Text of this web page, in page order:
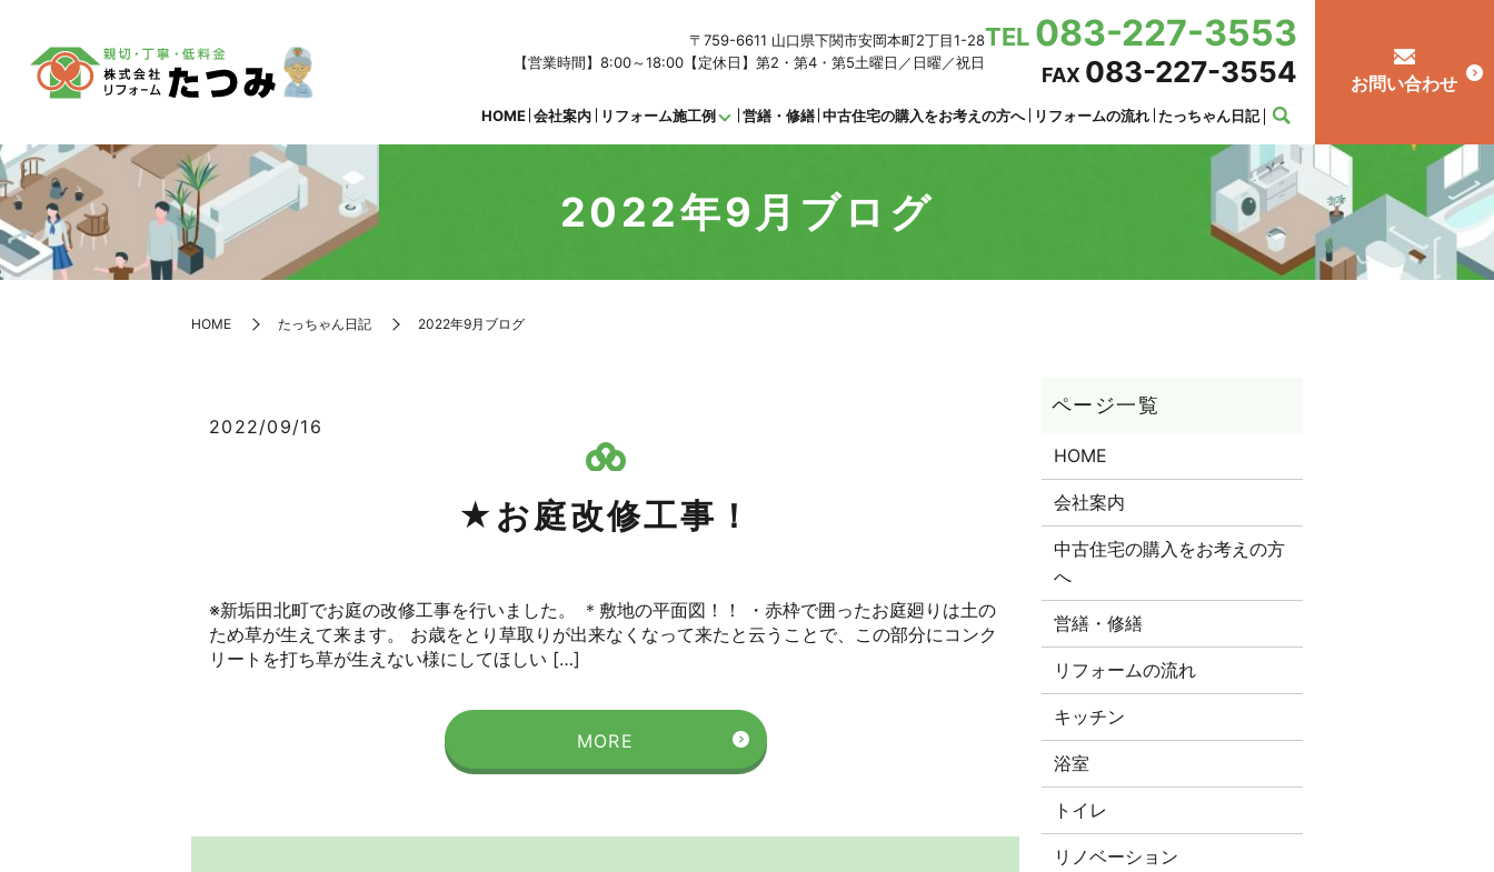
HOME 会社案内 リフォーム施工例 営繕・修繕 中古住宅の購入をお考えの方へ リフォームの流れ たっちゃん日記
お問い合わせ
〒759-6611 山口県下関市安岡本町2丁目1-28
【営業時間】8:00～18:00【定休日】第2・第4・第5土曜日／日曜／祝日
TEL 083-227-3553
FAX 083-227-3554
2022年9月ブログ
HOME たっちゃん日記 2022年9月ブログ
2022/09/16
★お庭改修工事！
※新垢田北町でお庭の改修工事を行いました。 ＊敷地の平面図！！ ・赤枠で囲ったお庭廻りは土の
ため草が生えて来ます。 お歳をとり草取りが出来なくなって来たと云うことで、この部分にコンク
リートを打ち草が生えない様にしてほしい […]
MORE
HOME
会社案内
中古住宅の購入をお考えの方
へ
営繕・修繕
リフォームの流れ
キッチン
浴室
トイレ
リノベーション